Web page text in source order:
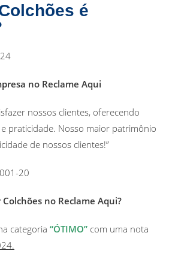
é
no Reclame Aqui
nossos clientes, oferecendo
praticidade. Nosso maior patrimônio
de nossos clientes!”
20
no Reclame Aqui?
categoria “ÓTIMO” com uma nota